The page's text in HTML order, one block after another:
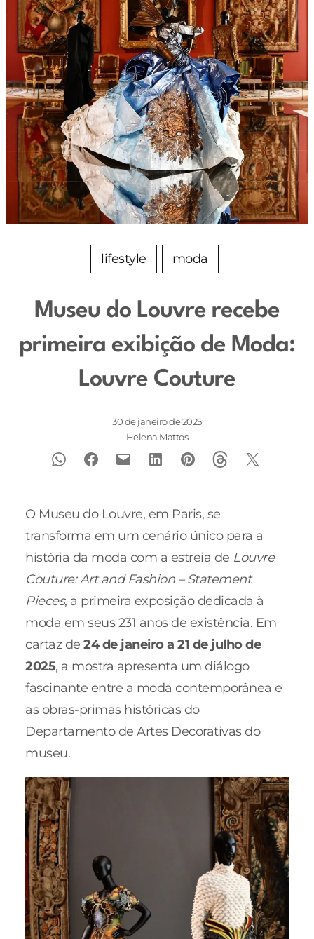
lifestyle moda
Museu do Louvre recebe
primeira exibição de Moda:
Louvre Couture
30 de janeiro de 2025
Helena Mattos
O Museu do Louvre, em Paris, se
transforma em um cenário único para a
história da moda com a estreia de Louvre
Couture: Art and Fashion – Statement
Pieces, a primeira exposição dedicada à
moda em seus 231 anos de existência. Em
cartaz de 24 de janeiro a 21 de julho de
2025, a mostra apresenta um diálogo
fascinante entre a moda contemporânea e
as obras-primas históricas do
Departamento de Artes Decorativas do
museu.